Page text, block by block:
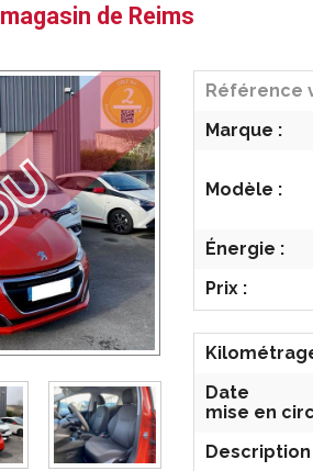
magasin de Reims
Référence
Marque :
Modèle :
Énergie :
Prix :
Date
mise en
Description